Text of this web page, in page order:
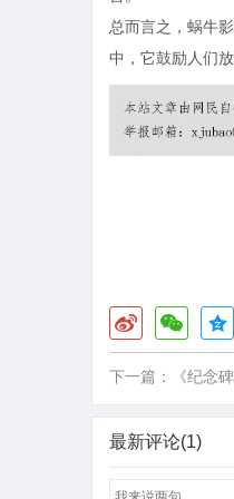
总而言之，蜗牛
中，它鼓励人们
下一篇： 《纪念
最新评论(1)